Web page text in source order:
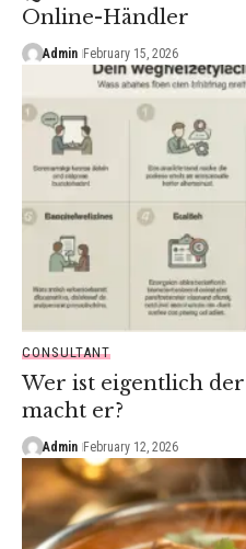
Online-Händler
Admin February 15, 2026
CONSULTANT
Wer ist eigentlich
macht er?
Admin February 12, 2026